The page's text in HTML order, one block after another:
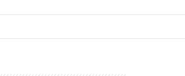
búsqueda